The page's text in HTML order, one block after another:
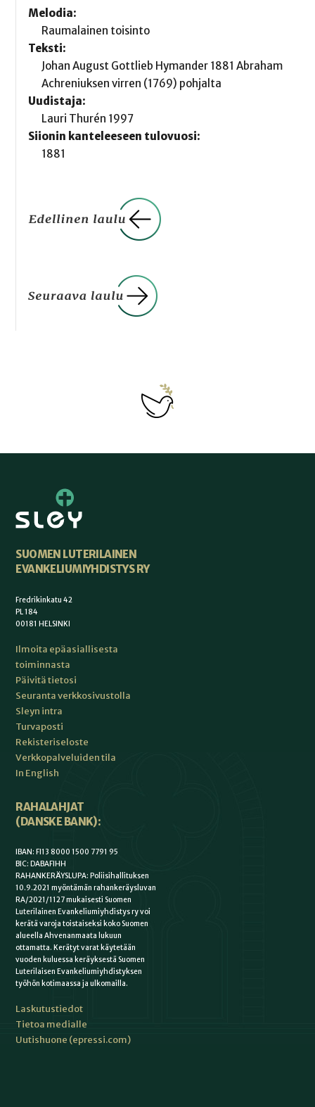
Melodia:
Raumalainen toisinto
Teksti:
Johan August Gottlieb Hymander 1881 Abraham
Achreniuksen virren (1769) pohjalta
Uudistaja:
Lauri Thurén 1997
Siionin kanteleeseen tulovuosi:
1881
SUOMEN LUTERILAINEN
EVANKELIUMIYHDISTYS RY
Fredrikinkatu 42
PL 184
00181 HELSINKI
Ilmoita epäasiallisesta
toiminnasta
Päivitä tietosi
Seuranta verkkosivustolla
Sleyn intra
Turvaposti
Rekisteriseloste
Verkkopalveluiden tila
In English
RAHALAHJAT
(DANSKE BANK):
IBAN: FI13 8000 1500 7791 95
BIC: DABAFIHH
RAHANKERÄYSLUPA: Poliisihallituksen
10.9.2021 myöntämän rahankeräysluvan
RA/2021/1127 mukaisesti Suomen
Luterilainen Evankeliumiyhdistys ry voi
kerätä varoja toistaiseksi koko Suomen
alueella Ahvenanmaata lukuun
ottamatta. Kerätyt varat käytetään
vuoden kuluessa keräyksestä Suomen
Luterilaisen Evankeliumiyhdistyksen
työhön kotimaassa ja ulkomailla.
Laskutustiedot
Tietoa medialle
Uutishuone (epressi.com)